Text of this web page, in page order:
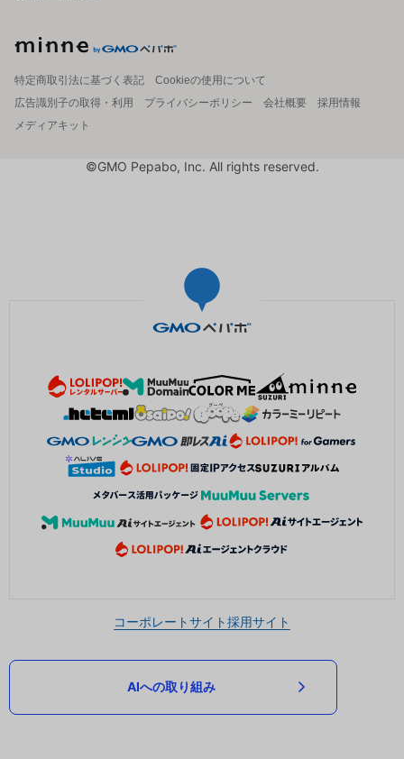
特定商取引法に基づく表記
Cookieの使用について
広告識別子の取得・利用
プライバシーポリシー 会社概要
採用情報
メディアキット
©GMO Pepabo, Inc. All rights reserved.
コーポレートサイト採用サイト
AIへの取り組み